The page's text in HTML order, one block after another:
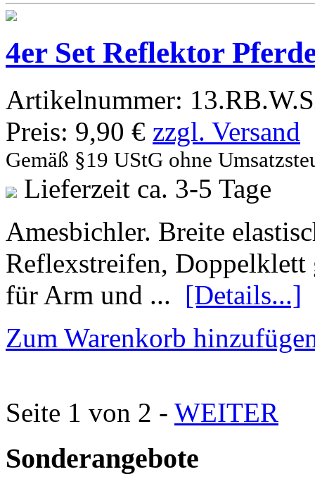
4er Set Reflektor
Artikelnummer:
Preis: 9,90 € zzgl. Versand
Gemäß §19 UStG ohne
Lieferzeit ca. 3-5 Tage
Amesbichler. Breite
Reflexstreifen,
für Arm und ... [Details...]
Zum Warenkorb
Seite 1 von 2 - WEITER
Sonderangebote